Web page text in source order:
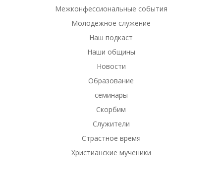
Межконфессиональные события
Молодежное служение
Наш подкаст
Наши общины
Новости
Образование
семинары
Скорбим
Служители
Страстное время
Христианские мученики